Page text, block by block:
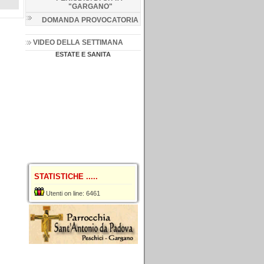
"GARGANO"
DOMANDA PROVOCATORIA
VIDEO DELLA SETTIMANA
ESTATE E SANITA
STATISTICHE .....
Utenti on line: 6461